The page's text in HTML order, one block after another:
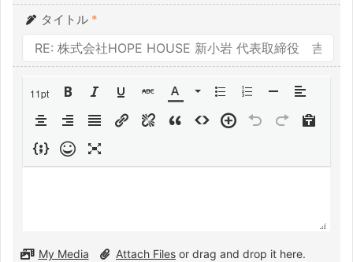
タイトル *
11pt
My Media Attach Files or drag and drop it here.